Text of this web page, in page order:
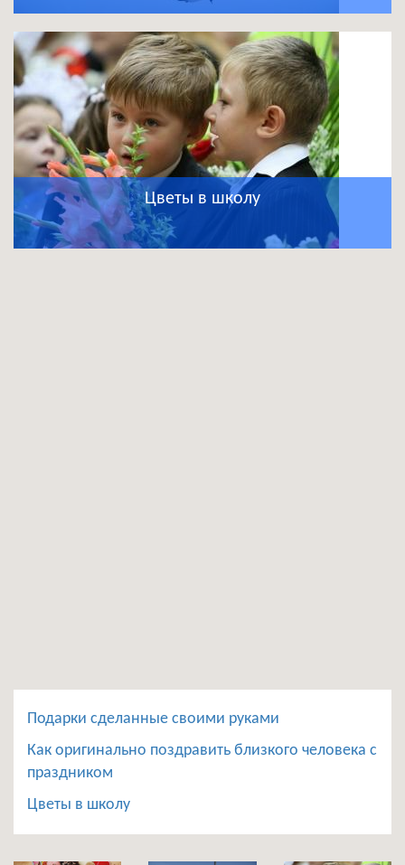
Цветы в школу
Подарки сделанные своими руками
Как оригинально поздравить близкого человека с
праздником
Цветы в школу